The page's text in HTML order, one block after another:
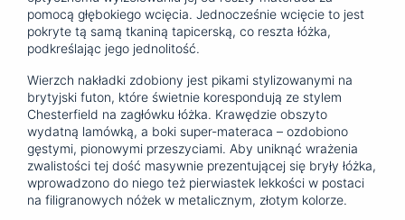
pomocą głębokiego wcięcia. Jednocześnie wcięcie to jest
pokryte tą samą tkaniną tapicerską, co reszta łóżka,
podkreślając jego jednolitość.
Wierzch nakładki zdobiony jest pikami stylizowanymi na
brytyjski futon, które świetnie korespondują ze stylem
Chesterfield na zagłówku łóżka. Krawędzie obszyto
wydatną lamówką, a boki super-materaca – ozdobiono
gęstymi, pionowymi przeszyciami. Aby uniknąć wrażenia
zwalistości tej dość masywnie prezentującej się bryły łóżka,
wprowadzono do niego też pierwiastek lekkości w postaci
na filigranowych nóżek w metalicznym, złotym kolorze.